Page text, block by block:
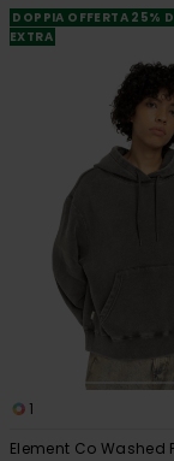
DOPPIA OFFERTA 25%
EXTRA
1
Element Co Washed